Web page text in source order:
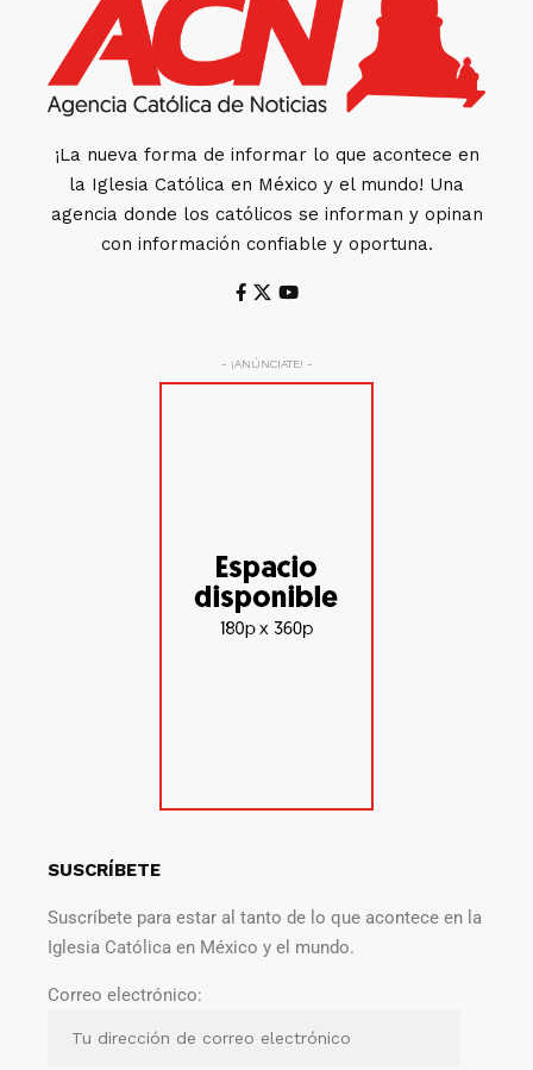
¡La nueva forma de informar lo que acontece en
la Iglesia Católica en México y el mundo! Una
agencia donde los católicos se informan y opinan
con información confiable y oportuna.
- ¡ANÚNCIATE! -
SUSCRÍBETE
Suscríbete para estar al tanto de lo que acontece en la
Iglesia Católica en México y el mundo.
Correo electrónico: